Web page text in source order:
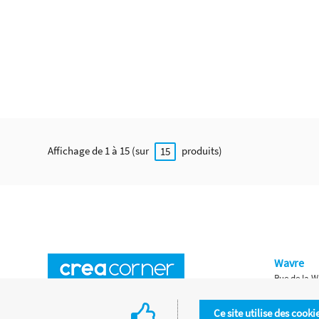
Affichage de 1 à 15 (sur 15 produits)
Ce site utilise des
Wavre
Rue de la
Waterloo